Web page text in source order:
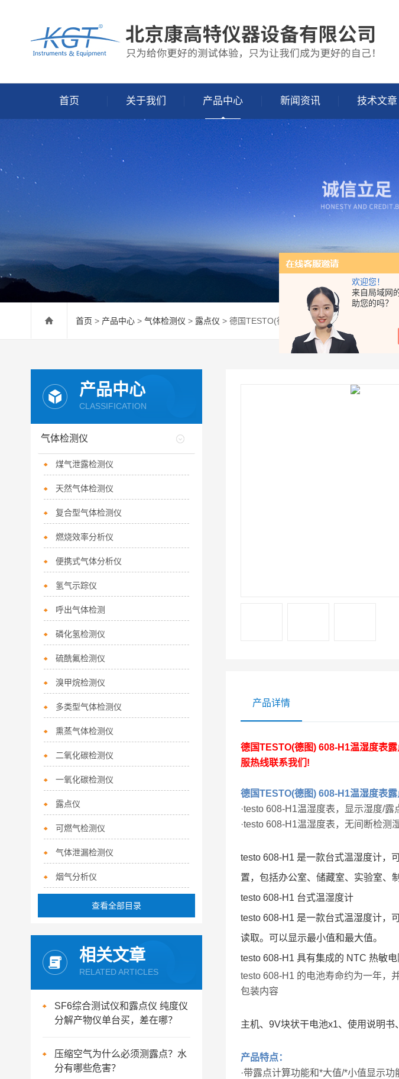
欢迎您！
来自局域网
助您的吗？
首页 关于我们 产品中心 新闻资讯 技术文章
首页 > 产品中心 > 气体检测仪 > 露点仪 > 德国TESTO(德图) 608-H1温湿度表露点仪
产品详情
德国TESTO(德图) 608-H1温湿度表
服热线联系我们!
德国TESTO(德图) 608-H1温湿度表露
·testo 608-H1温湿度表，显示湿度/露
·testo 608-H1温湿度表，无间断检测
testo 608-H1 是一款台式温湿度计，
置，包括办公室、储藏室、实验室、
testo 608-H1 台式温湿度计
testo 608-H1 是一款台式温湿度计，
读取。可以显示最小值和最大值。
testo 608-H1 具有集成的 NTC 热敏
testo 608-H1 的电池寿命约为一年，
包装内容
主机、9V块状干电池x1、使用说明书
产品特点：
·带露点计算功能和*大值/*小值显示功
产品中心
CLASSIFICATION
气体检测仪
煤气泄露检测仪
天然气体检测仪
复合型气体检测仪
燃烧效率分析仪
便携式气体分析仪
氢气示踪仪
呼出气体检测
磷化氢检测仪
硫酰氟检测仪
溴甲烷检测仪
多类型气体检测仪
熏蒸气体检测仪
二氧化碳检测仪
一氧化碳检测仪
露点仪
可燃气检测仪
气体泄漏检测仪
烟气分析仪
查看全部目录
相关文章
RELATED ARTICLES
SF6综合测试仪和露点仪 纯度仪
分解产物仪单台买，差在哪？
压缩空气为什么必须测露点？水
分有哪些危害？